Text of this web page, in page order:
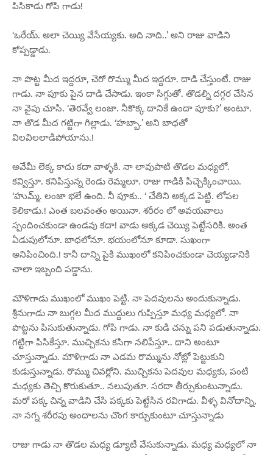
పిసికాడు గోపి గాడు!
‘ఒరేయ్. అలా చెయ్యి వేసేయ్యకు. అది నాది..’ అని రాజు వాడిని
కోప్పడ్డాడు.
నా పొట్ట మీద ఇద్దరూ, చెరో రొమ్ము మీద ఇద్దరూ. దాడి చేస్తుంటే. రాజు
గాడు. నా పూకు పైన దాడి చేసాడు. ఇంకా సిగ్గుతో. తొడల్ని దగ్గర చేసిన
నా వైపు చూసి. ‘తెరవ్వే లంజా. నీకొక్క దానికే ఉందా పూకు?’ అంటూ.
నా తొడ మీద గట్టిగా గిల్లాడు. ‘హబ్బా.’ అని బాధతో
విలవిలలాడిపోయాను.!
అవేమీ లెక్క కాదు కదా వాళ్ళకి. నా లావుపాటి తొడల మధ్యలో.
కవ్విస్తూ. కనిపిస్తున్న రెండు రెమ్మలూ. రాజు గాడికి పిచ్చెక్కించాయి.
‘హుమ్మ్. లంజా భలే ఉంది. నీ పూకు.. ‘ చేతిని అక్కడ పెట్టి. లోపల
కెలికాడు.! ఎంత బలవంతం అయినా. శరీరం లో అవయవాలు
స్పందించకుండా ఉండవు కదా! వాడు అక్కడ చెయ్యి పెట్టేసరికి. అంత
ఏడుపులోనూ. బాధలోనూ. భయంలోనూ కూడా. సుఖంగా
అనిపించింది.! కానీ దాన్ని పైకి ముఖంలో కనిపించకుండా చెయ్యడానికి
చాలా ఇబ్బంది పడ్డాను.
మౌళిగాడు ముఖంలో ముఖం పెట్టి. నా పెదవులను అందుకున్నాడు.
శ్రీనుగాడు నా బుగ్గల మీద ముద్దులు గుప్పిస్తూ మధ్య మధ్యలో. నా
పొట్టను పిసుకుతున్నాడు. గోపి గాడు. నా కుడి చన్ను పని పడుతున్నాడు.
గట్టిగా పిసికేస్తూ. ముచ్చికను కసిగా నలిపేస్తూ.. దాని అంటూ
చూస్తున్నాడు. మౌళిగాడు నా ఎడమ రొమ్మును నోట్లో పెట్టుకుని
కుడుస్తున్నాడు. రొమ్ము చివర్లోని. ముచ్చికను పెదవుల మధ్యకు, పంటి
మధ్యకు తెచ్చి కొరుకుతూ.. నలుపుతూ. సరదా తీర్చుకుంటున్నాడు.
మరో పక్క చిన్న వాడిని చేసి పక్కకు పెట్టేసిన రవిగాడు. వీళ్ళ వినోదాన్ని,
నా నగ్న శరీరపు అందాలను చొంగ కార్చుకుంటూ చూస్తున్నాడు
రాజు గాడు నా తొడల మధ్య డ్యూటీ వేసుకున్నాడు. మధ్య మధ్యలో నా